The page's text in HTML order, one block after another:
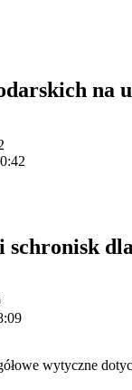
na
wytyczne